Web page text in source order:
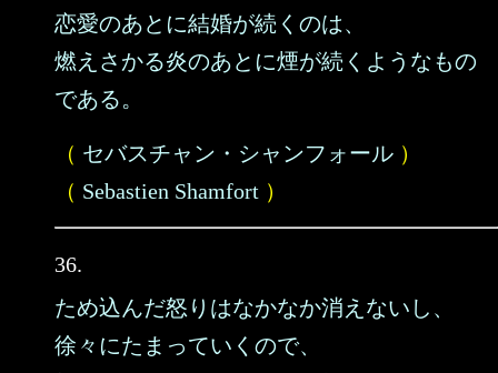
恋愛のあとに結婚が続くのは、
燃えさかる炎のあとに煙が続くようなもの
である。
（ セバスチャン・シャンフォール ）
（ Sebastien Shamfort ）
36.
ため込んだ怒りはなかなか消えないし、
徐々にたまっていくので、